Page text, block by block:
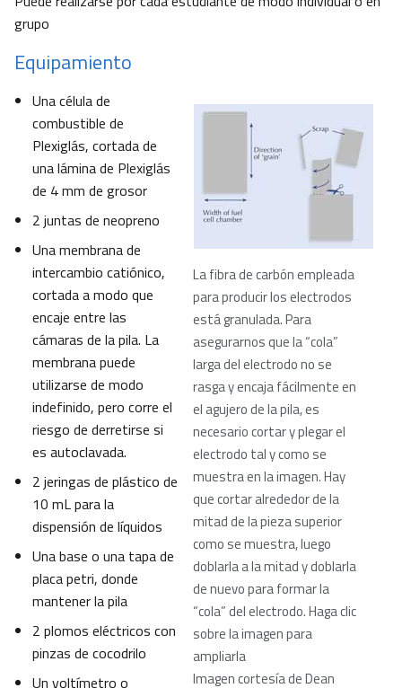
grupo
Equipamiento
La fibra de carbón empleada
para producir los electrodos
está granulada. Para
asegurarnos que la “cola”
larga del electrodo no se
rasga y encaja fácilmente en
el agujero de la pila, es
necesario cortar y plegar el
electrodo tal y como se
muestra en la imagen. Hay
que cortar alrededor de la
mitad de la pieza superior
como se muestra, luego
doblarla a la mitad y doblarla
de nuevo para formar la
“cola” del electrodo. Haga clic
sobre la imagen para
ampliarla
Imagen cortesía de Dean
Una célula de
combustible de
Plexiglás, cortada de
una lámina de Plexiglás
de 4 mm de grosor
2 juntas de neopreno
Una membrana de
intercambio catiónico,
cortada a modo que
encaje entre las
cámaras de la pila. La
membrana puede
utilizarse de modo
indefinido, pero corre el
riesgo de derretirse si
es autoclavada.
2 jeringas de plástico de
10 mL para la
dispensión de líquidos
Una base o una tapa de
placa petri, donde
mantener la pila
2 plomos eléctricos con
pinzas de cocodrilo
Un voltímetro o